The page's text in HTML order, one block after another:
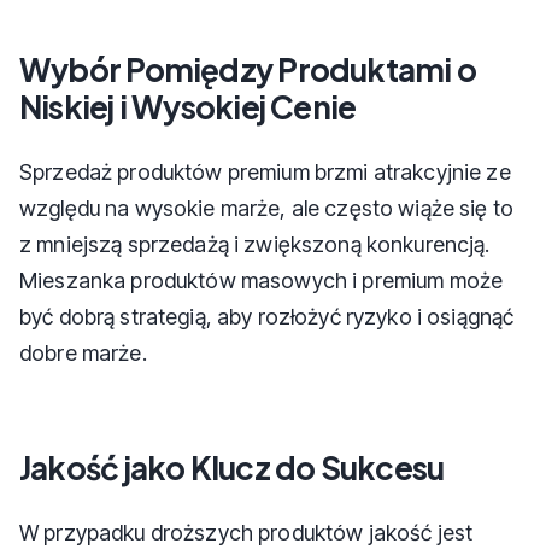
Wybór Pomiędzy Produktami o
Niskiej i Wysokiej Cenie
Sprzedaż produktów premium brzmi atrakcyjnie ze
względu na wysokie marże, ale często wiąże się to
z mniejszą sprzedażą i zwiększoną konkurencją.
Mieszanka produktów masowych i premium może
być dobrą strategią, aby rozłożyć ryzyko i osiągnąć
dobre marże.
Jakość jako Klucz do Sukcesu
W przypadku droższych produktów jakość jest